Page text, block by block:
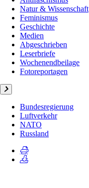
Natur & Wissenschaft
Feminismus
Geschichte
Medien
Abgeschrieben
Leserbriefe
Wochenendbeilage
Fotoreportagen
Bundesregierung
Luftverkehr
NATO
Russland